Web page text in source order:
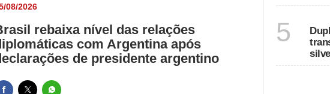
08/2026
rebaixa nível das relações
com Argentina após
de presidente argentino
5